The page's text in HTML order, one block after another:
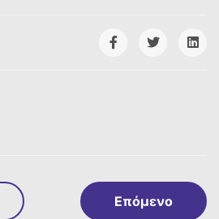
Επόμενο